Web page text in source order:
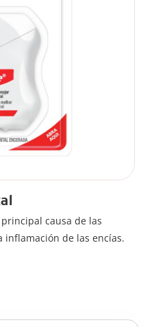
causa de las
inflamación de las encías.